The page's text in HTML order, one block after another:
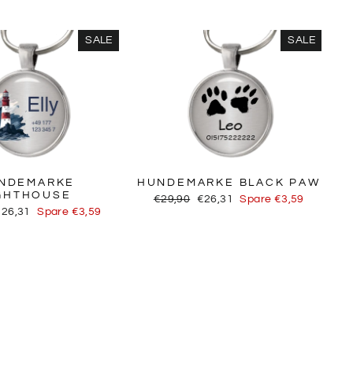
SALE
Spare €3,59
SALE
HUNDEMARKE BLACK PAW
Normaler
€29,90 Sonderpreis
€26,31 Spare €3,59